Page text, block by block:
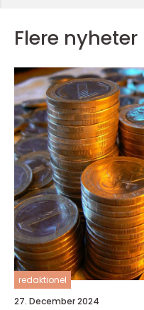
Flere nyheter
redaktionel
27. December 2024